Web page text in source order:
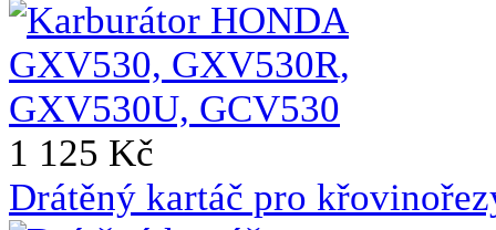
1 125 Kč
Drátěný kartáč pro